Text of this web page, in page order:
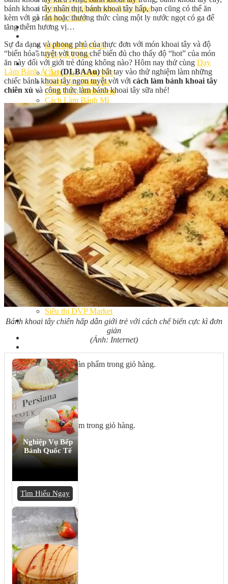
Khóa Học Handmade Mini Cake
Master Class
Chuyên Đề
Lịch học – Lịch thi
Đăng Ký Học
Công Thức
Cách Làm Bánh Việt
Cách Làm Bánh Âu
Cách Làm Bánh Kem
Cách Làm Bánh Mì
Cách Làm Bánh Trung Thu
Cách Làm Bánh Flan
Cách Làm Bánh Bao
Cách Làm Bánh Bông Lan
Cách Làm Bánh Su Kem
Cách làm bánh CupCake
Cách Làm Bánh Pizza
Cách làm bánh chay
Cách Làm Kẹo – Mứt
Video
Tin tức
Tin Tổng Hợp
Hướng Nghiệp Á Âu
Bếp Nhà Kate
Kinh Nghiệm Kinh Doanh
Cơ Hội Việc Làm
Kiến Thức – Kỹ Năng
Dụng Cụ Làm Bánh
Nguyên Liệu Làm Bánh
Gương Thành Công
Thư Viện Hình Ảnh
Hỏi Đáp
Siêu thị ĐVP Market
Việc Làm
Chưa có sản phẩm trong giỏ hàng.
Giỏ hàng
Chưa có sản phẩm trong giỏ hàng.
bánh khoai tây nhân thịt, bánh khoai tây hấp, bạn cũng có thể ăn
kèm với gà rán hoặc thưởng thức cùng một ly nước ngọt có ga để
tăng thêm hương vị…
Sự đa dạng và phong phú của thực đơn với món khoai tây và độ
“biến hóa” tuyệt vời trong chế biến đủ cho thấy độ “hot” của món
ăn này đối với giới trẻ đúng không nào? Hôm nay thử cùng Dạy
Làm Bánh Á Âu (DLBAAu)bắt tay vào thử nghiệm làm những
chiếc bánh khoai tây ngon tuyệt vời với cách làm bánh khoai tây
chiên xù và công thức làm bánh khoai tây sữa nhé!
Bánh khoai tây chiên hấp dẫn giới trẻ với cách chế biến cực kì đơn
giản
(Ảnh: Internet)
Nghiệp Vụ Bếp
Bánh Quốc Tế
Tìm Hiểu Ngay